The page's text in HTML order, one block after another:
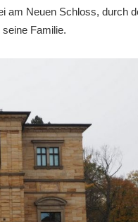
am Neuen Schloss, durch
Familie.